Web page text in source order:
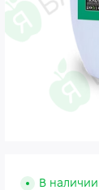
В наличии